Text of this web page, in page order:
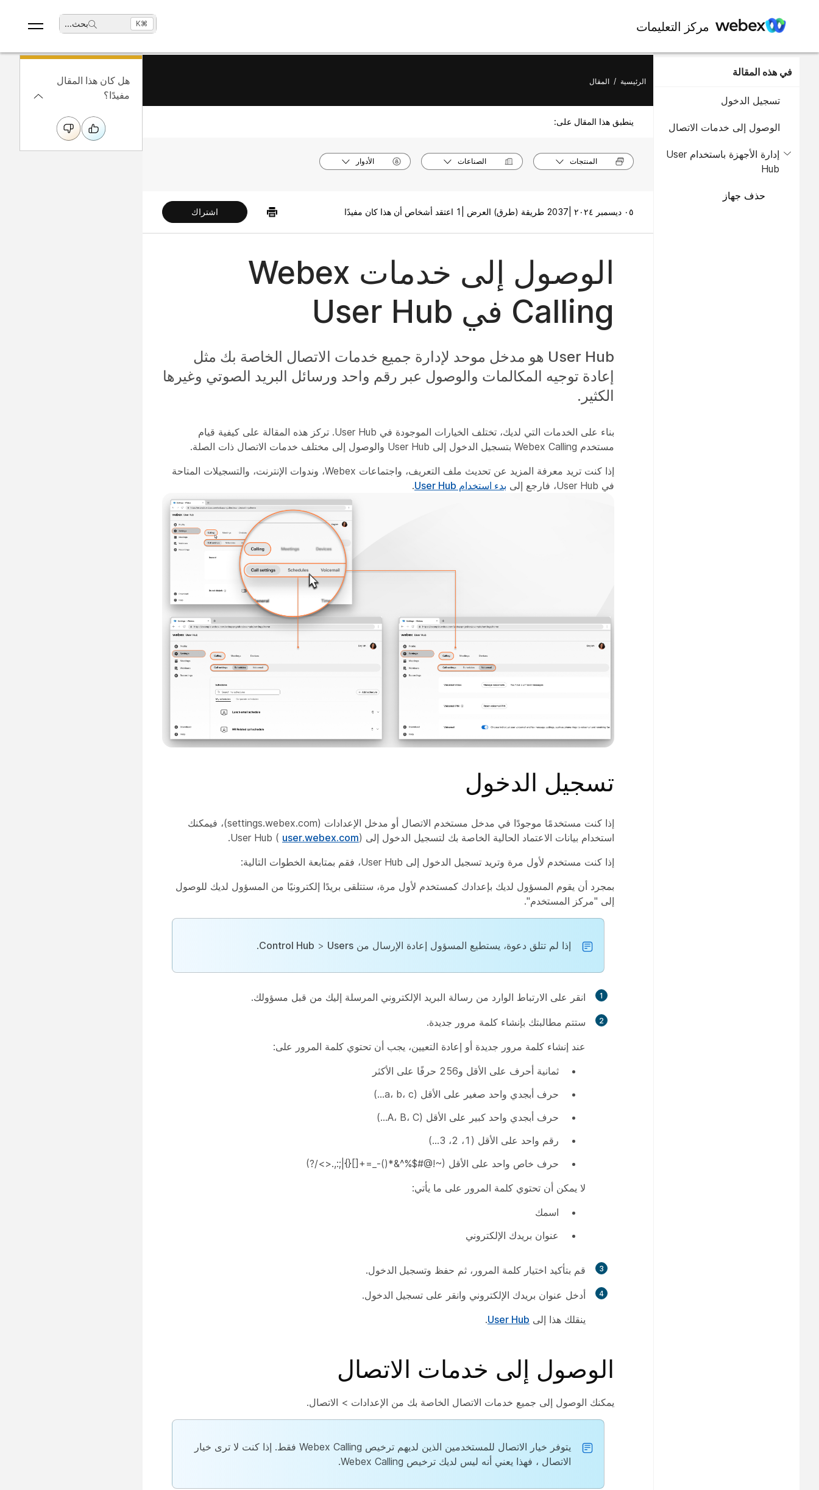
مركز التعليمات بحث... ⌘K
في هذه المقالة
تسجيل الدخول
الوصول إلى خدمات الاتصال
إدارة الأجهزة باستخدام User
Hub
حذف جهاز
الرئيسية / المقال
ينطبق هذا المقال على:
المنتجات الصناعات الأدوار
٠٥ ديسمبر ٢٠٢٤ | 2037 طريقة (طرق) العرض | 1 اعتقد أشخاص أن هذا كان مفيدًا اشتراك
الوصول إلى خدمات Webex
Calling في User Hub
User Hub هو مدخل موحد لإدارة جميع خدمات الاتصال الخاصة بك مثل
إعادة توجيه المكالمات والوصول عبر رقم واحد ورسائل البريد الصوتي وغيرها
الكثير.
بناء على الخدمات التي لديك، تختلف الخيارات الموجودة في User Hub. تركز هذه المقالة على كيفية قيام
مستخدم Webex Calling بتسجيل الدخول إلى User Hub والوصول إلى مختلف خدمات الاتصال ذات الصلة.
إذا كنت تريد معرفة المزيد عن تحديث ملف التعريف، واجتماعات Webex، وندوات الإنترنت، والتسجيلات المتاحة
في User Hub، فارجع إلى
بدء استخدام User Hub .
تسجيل الدخول
إذا كنت مستخدمًا موجودًا في مدخل مستخدم الاتصال أو مدخل الإعدادات (settings.webex.com)، فيمكنك
استخدام بيانات الاعتماد الحالية الخاصة بك لتسجيل الدخول إلى User Hub (
user.webex.com).
إذا كنت مستخدم لأول مرة وتريد تسجيل الدخول إلى User Hub، فقم بمتابعة الخطوات التالية:
بمجرد أن يقوم المسؤول لديك بإعدادك كمستخدم لأول مرة، ستتلقى بريدًا إلكترونيًا من المسؤول لديك للوصول
إلى "مركز المستخدم".
إذا لم تتلق دعوة، يستطيع المسؤول إعادة الإرسال من Control Hub > Users
.
1 انقر على الارتباط الوارد من رسالة البريد الإلكتروني المرسلة إليك من قبل مسؤولك.
2
ستتم مطالبتك بإنشاء كلمة مرور جديدة.
عند إنشاء كلمة مرور جديدة أو إعادة التعيين، يجب أن تحتوي كلمة المرور على:
ثمانية أحرف على الأقل و256 حرفًا على الأكثر
حرف أبجدي واحد صغير على الأقل (a، b، c...)
حرف أبجدي واحد كبير على الأقل (A، B، C...)
رقم واحد على الأقل (1، 2، 3...)
حرف خاص واحد على الأقل (~!@#$%^&*()-_=+[]{}|;:,.<>/?)
لا يمكن أن تحتوي كلمة المرور على ما يأتي:
اسمك
عنوان بريدك الإلكتروني
3 قم بتأكيد اختيار كلمة المرور، ثم حفظ وتسجيل الدخول.
4 أدخل عنوان بريدك الإلكتروني وانقر على تسجيل الدخول.
ينقلك هذا إلى User Hub
.
الوصول إلى خدمات الاتصال
يمكنك الوصول إلى جميع خدمات الاتصال الخاصة بك من الإعدادات > الاتصال.
يتوفر خيار الاتصال للمستخدمين الذين لديهم ترخيص Webex Calling فقط. إذا كنت لا ترى خيار
الاتصال ، فهذا يعني أنه ليس لديك ترخيص Webex Calling.
هل كان هذا المقال
مفيدًا؟